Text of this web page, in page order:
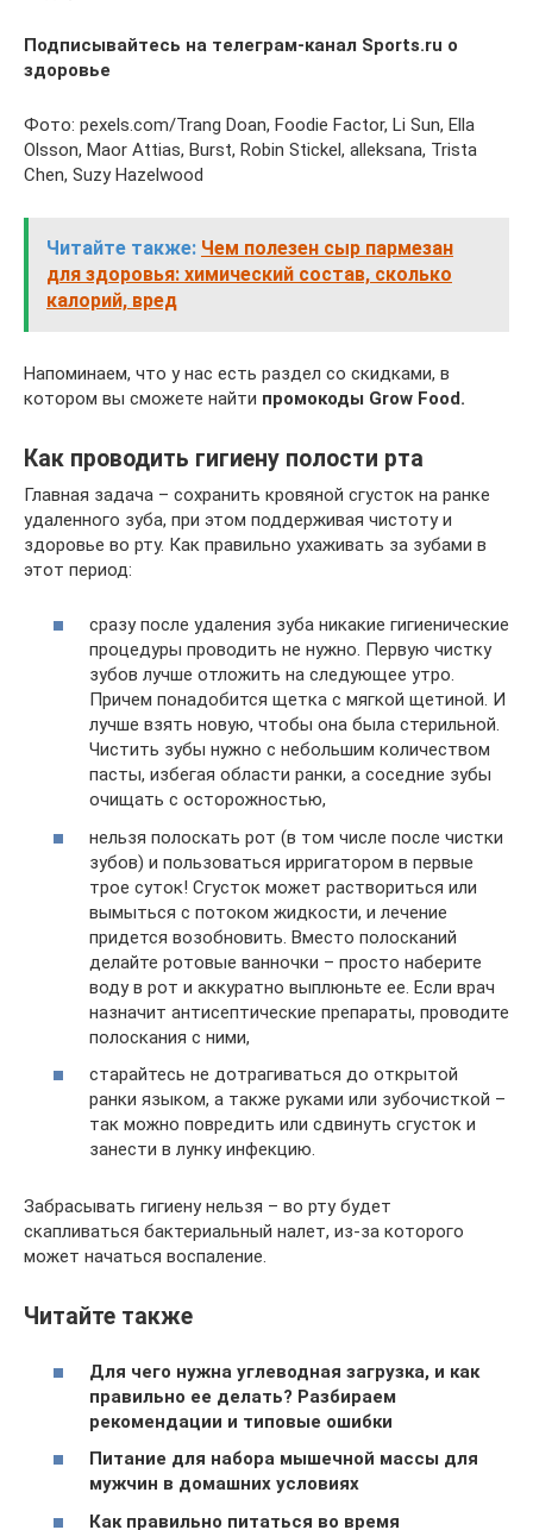
Подписывайтесь на телеграм-канал Sports.ru о
здоровье
Фото: pexels.com/Trang Doan, Foodie Factor, Li Sun, Ella
Olsson, Maor Attias, Burst, Robin Stickel, alleksana, Trista
Chen, Suzy Hazelwood
Читайте также: Чем полезен сыр пармезан
для здоровья: химический состав, сколько
калорий, вред
Напоминаем, что у нас есть раздел со скидками, в
котором вы сможете найти промокоды Grow Food.
Как проводить гигиену полости рта
Главная задача – сохранить кровяной сгусток на ранке
удаленного зуба, при этом поддерживая чистоту и
здоровье во рту. Как правильно ухаживать за зубами в
этот период:
сразу после удаления зуба никакие гигиенические
процедуры проводить не нужно. Первую чистку
зубов лучше отложить на следующее утро.
Причем понадобится щетка с мягкой щетиной. И
лучше взять новую, чтобы она была стерильной.
Чистить зубы нужно с небольшим количеством
пасты, избегая области ранки, а соседние зубы
очищать с осторожностью,
нельзя полоскать рот (в том числе после чистки
зубов) и пользоваться ирригатором в первые
трое суток! Сгусток может раствориться или
вымыться с потоком жидкости, и лечение
придется возобновить. Вместо полосканий
делайте ротовые ванночки – просто наберите
воду в рот и аккуратно выплюньте ее. Если врач
назначит антисептические препараты, проводите
полоскания с ними,
старайтесь не дотрагиваться до открытой
ранки языком, а также руками или зубочисткой –
так можно повредить или сдвинуть сгусток и
занести в лунку инфекцию.
Забрасывать гигиену нельзя – во рту будет
скапливаться бактериальный налет, из-за которого
может начаться воспаление.
Читайте также
Для чего нужна углеводная загрузка, и как
правильно ее делать? Разбираем
рекомендации и типовые ошибки
Питание для набора мышечной массы для
мужчин в домашних условиях
Как правильно питаться во время